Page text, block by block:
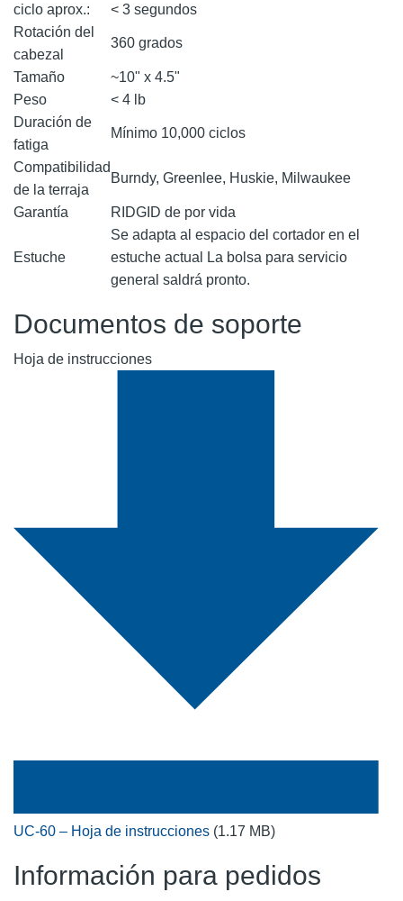
ciclo aprox.:
< 3 segundos
Rotación del
cabezal
360 grados
Tamaño
~10" x 4.5"
Peso
< 4 lb
Duración de
fatiga
Mínimo 10,000 ciclos
Compatibilidad
de la terraja
Burndy, Greenlee, Huskie, Milwaukee
Garantía RIDGID de por vida
Estuche
Se adapta al espacio del cortador en el
estuche actual La bolsa para servicio
general saldrá pronto.
Documentos de soporte
Hoja de instrucciones
UC-60 – Hoja de instrucciones (1.17 MB)
Información para pedidos